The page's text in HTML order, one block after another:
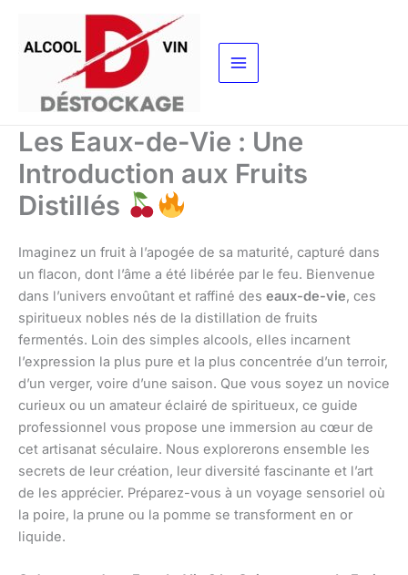
contenu
Les Eaux-de-Vie : Une
Introduction aux Fruits
Distillés
Imaginez un fruit à l’apogée de sa maturité, capturé dans
un flacon, dont l’âme a été libérée par le feu. Bienvenue
dans l’univers envoûtant et raffiné des eaux-de-vie, ces
spiritueux nobles nés de la distillation de fruits
fermentés. Loin des simples alcools, elles incarnent
l’expression la plus pure et la plus concentrée d’un terroir,
d’un verger, voire d’une saison. Que vous soyez un novice
curieux ou un amateur éclairé de spiritueux, ce guide
professionnel vous propose une immersion au cœur de
cet artisanat séculaire. Nous explorerons ensemble les
secrets de leur création, leur diversité fascinante et l’art
de les apprécier. Préparez-vous à un voyage sensoriel où
la poire, la prune ou la pomme se transforment en or
liquide.